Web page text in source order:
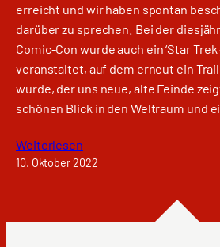
erreicht und wir haben spontan
darüber zu sprechen. Bei der
Comic-Con wurde auch ein ‘Star Trek
veranstaltet, auf dem erneut ein
wurde, der uns neue, alte Feinde
schönen Blick in den Weltraum und
Weiterlesen
10. Oktober 2022